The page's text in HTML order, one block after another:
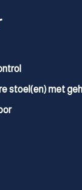
stoel(en) met